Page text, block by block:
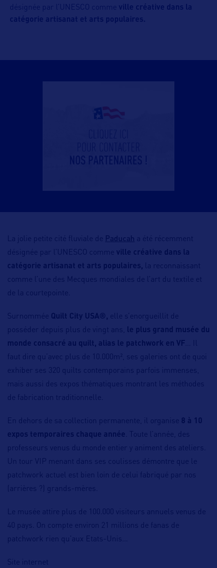
désignée par l’UNESCO comme ville créative dans la
catégorie artisanat et arts populaires.
La jolie petite cité fluviale de Paducah a été récemment
désignée par l’UNESCO comme ville créative dans la
catégorie artisanat et arts populaires, la reconnaissant
comme l’une des Mecques mondiales de l’art du textile et
de la courtepointe.
Surnommée Quilt City USA®, elle s’enorgueillit de
posséder depuis plus de vingt ans,
le plus grand musée du
monde consacré au quilt, alias le patchwork en VF … Il
faut dire qu’avec plus de 10.000m², ses galeries ont de quoi
exhiber ses 320 quilts contemporains parfois immenses,
mais aussi des expos thématiques montrant les méthodes
de fabrication traditionnelle.
En dehors de sa collection permanente, il organise 8 à 10
expos temporaires chaque année . Toute l’année, des
professeurs venus du monde entier y animent des ateliers.
Un tour VIP menant dans ses coulisses démontre que le
patchwork actuel est bien loin de celui fabriqué par nos
(arrières ?) grands-mères.
Le musée attire plus de 100.000 visiteurs annuels venus de
40 pays. On compte environ 21 millions de fanas de
patchwork rien qu’aux Etats-Unis…
Site internet